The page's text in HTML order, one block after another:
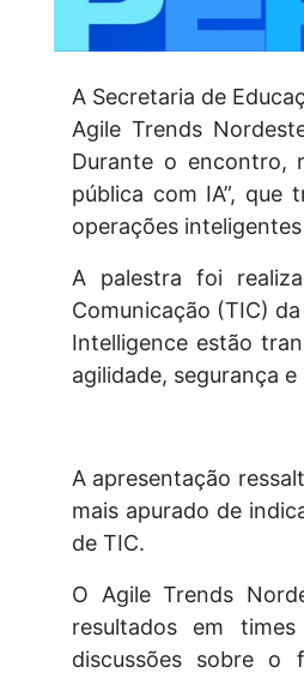
A Secretaria de
Agile Trends
Durante o encontro,
pública com IA”,
operações
A palestra foi
Comunicação (TIC)
Intelligence estão
agilidade, segurança
A apresentação
mais apurado de
de TIC.
O Agile Trends
resultados em
discussões sobre o